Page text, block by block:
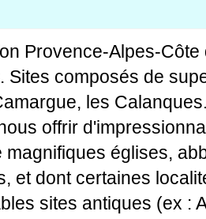
Provence-Alpes-
Sites composés de
les
offrir
églises,
et dont certaines
sites antiques (ex :